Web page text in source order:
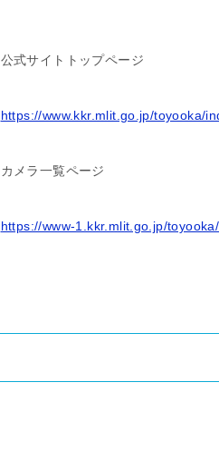
公式サイトトップページ
https://www.kkr.mlit.go.jp/toyooka/
カメラ一覧ページ
https://www-1.kkr.mlit.go.jp/